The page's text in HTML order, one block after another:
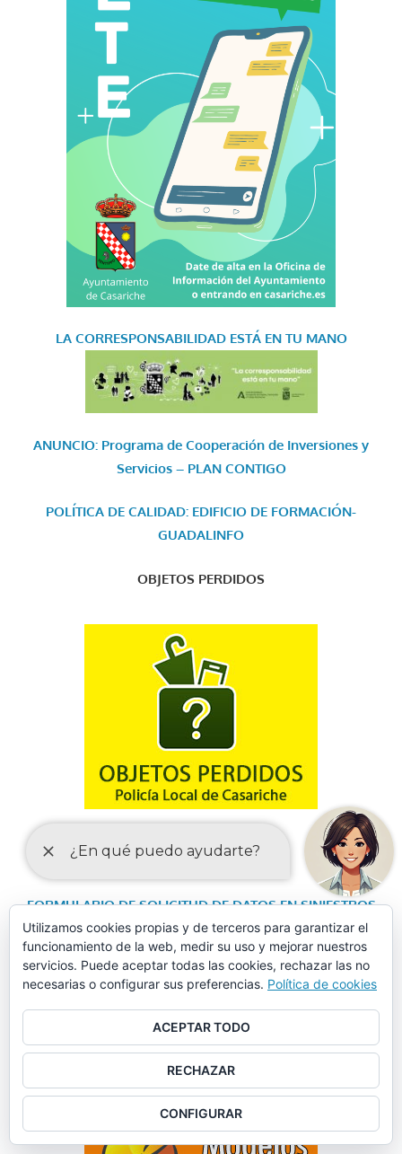
LA CORRESPONSABILIDAD ESTÁ EN TU MANO
ANUNCIO: Programa de Cooperación de Inversiones y
Servicios – PLAN CONTIGO
POLÍTICA DE CALIDAD: EDIFICIO DE FORMACIÓN-
GUADALINFO
OBJETOS PERDIDOS
FORMULARIO DE SOLICITUD DE DATOS EN SINIESTROS
VIALES
Utilizamos cookies propias y de terceros para garantizar el
funcionamiento de la web, medir su uso y mejorar nuestros
servicios. Puede aceptar todas las cookies, rechazar las no
necesarias o configurar sus preferencias. Política de cookies
ACEPTAR TODO
RECHAZAR
CONFIGURAR